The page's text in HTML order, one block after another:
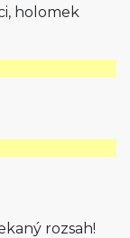
holomek
rozsah!